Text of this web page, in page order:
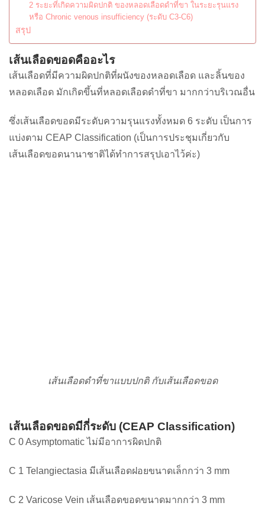
2 ระยะที่เกิดความผิดปกติ ของหลอดเลือดดำที่ขา ในระยะรุนแรง
หรือ Chronic venous insufficiency (ระดับ C3-C6)
สรุป
เส้นเลือดขอดคืออะไร
เส้นเลือดที่มีความผิดปกติที่ผนังของหลอดเลือด และลิ้นของ
หลอดเลือด มักเกิดขึ้นที่หลอดเลือดดำที่ขา มากกว่าบริเวณอื่น
ซึ่งเส้นเลือดขอดมีระดับความรุนแรงทั้งหมด 6 ระดับ เป็นการ
แบ่งตาม CEAP Classification (เป็นการประชุมเกี่ยวกับ
เส้นเลือดขอดนานาชาติได้ทำการสรุปเอาไว้ค่ะ)
เส้นเลือดดำที่ขาแบบปกติ กับเส้นเลือดขอด
เส้นเลือดขอดมีกี่ระดับ (CEAP Classification)
C 0 Asymptomatic ไม่มีอาการผิดปกติ
C 1 Telangiectasia มีเส้นเลือดฝอยขนาดเล็กกว่า 3 mm
C 2 Varicose Vein เส้นเลือดขอดขนาดมากกว่า 3 mm